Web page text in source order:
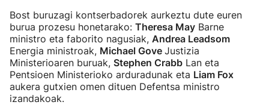
Bost buruzagi kontserbadorek aurkeztu dute euren
burua prozesu honetarako: Theresa May Barne
ministro eta faborito nagusiak, Andrea Leadsom
Energia ministroak, Michael Gove Justizia
Ministerioaren buruak, Stephen Crabb Lan eta
Pentsioen Ministerioko arduradunak eta Liam Fox
aukera gutxien omen dituen Defentsa ministro
izandakoak.